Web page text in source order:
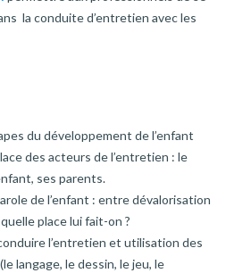
la conduite d’entretien avec les
du développement de l’enfant
des acteurs de l’entretien : le
ses parents.
de l’enfant : entre dévalorisation
place lui fait-on ?
l’entretien et utilisation des
langage, le dessin, le jeu, le